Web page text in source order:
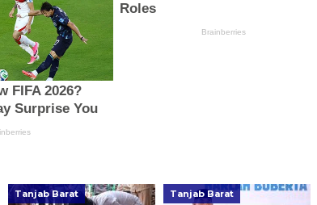
Tanjab Barat Tanjab Barat